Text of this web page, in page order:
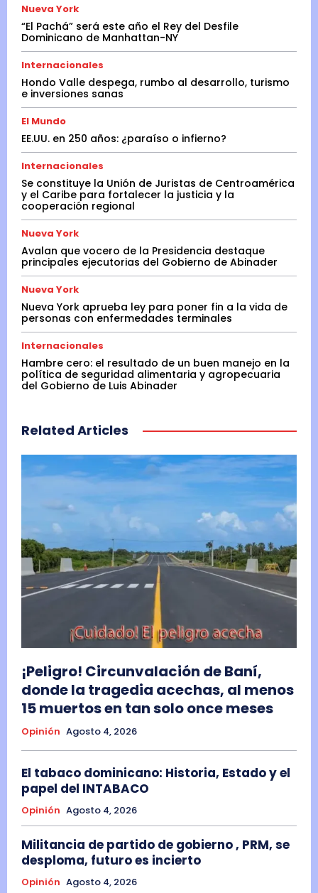
Nueva York
“El Pachá” será este año el Rey del Desfile
Dominicano de Manhattan-NY
Internacionales
Hondo Valle despega, rumbo al desarrollo, turismo
e inversiones sanas
El Mundo
EE.UU. en 250 años: ¿paraíso o infierno?
Internacionales
Se constituye la Unión de Juristas de Centroamérica
y el Caribe para fortalecer la justicia y la
cooperación regional
Nueva York
Avalan que vocero de la Presidencia destaque
principales ejecutorias del Gobierno de Abinader
Nueva York
Nueva York aprueba ley para poner fin a la vida de
personas con enfermedades terminales
Internacionales
Hambre cero: el resultado de un buen manejo en la
política de seguridad alimentaria y agropecuaria
del Gobierno de Luis Abinader
Related Articles
¡Peligro! Circunvalación de Baní,
donde la tragedia acechas, al menos
15 muertos en tan solo once meses
Opinión Agosto 4, 2026
El tabaco dominicano: Historia, Estado y el
papel del INTABACO
Opinión Agosto 4, 2026
Militancia de partido de gobierno , PRM, se
desploma, futuro es incierto
Opinión Agosto 4, 2026